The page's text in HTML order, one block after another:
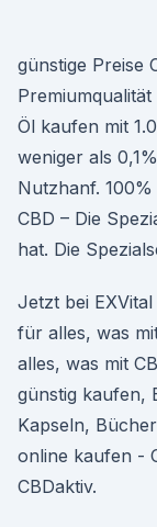
günstige Preise
Öl kaufen mit
weniger als
Nutzhanf.
CBD – Die
hat. Die
Jetzt bei
für alles, was
alles, was mit
günstig kaufen,
Kapseln,
online kaufen -
CBDaktiv.